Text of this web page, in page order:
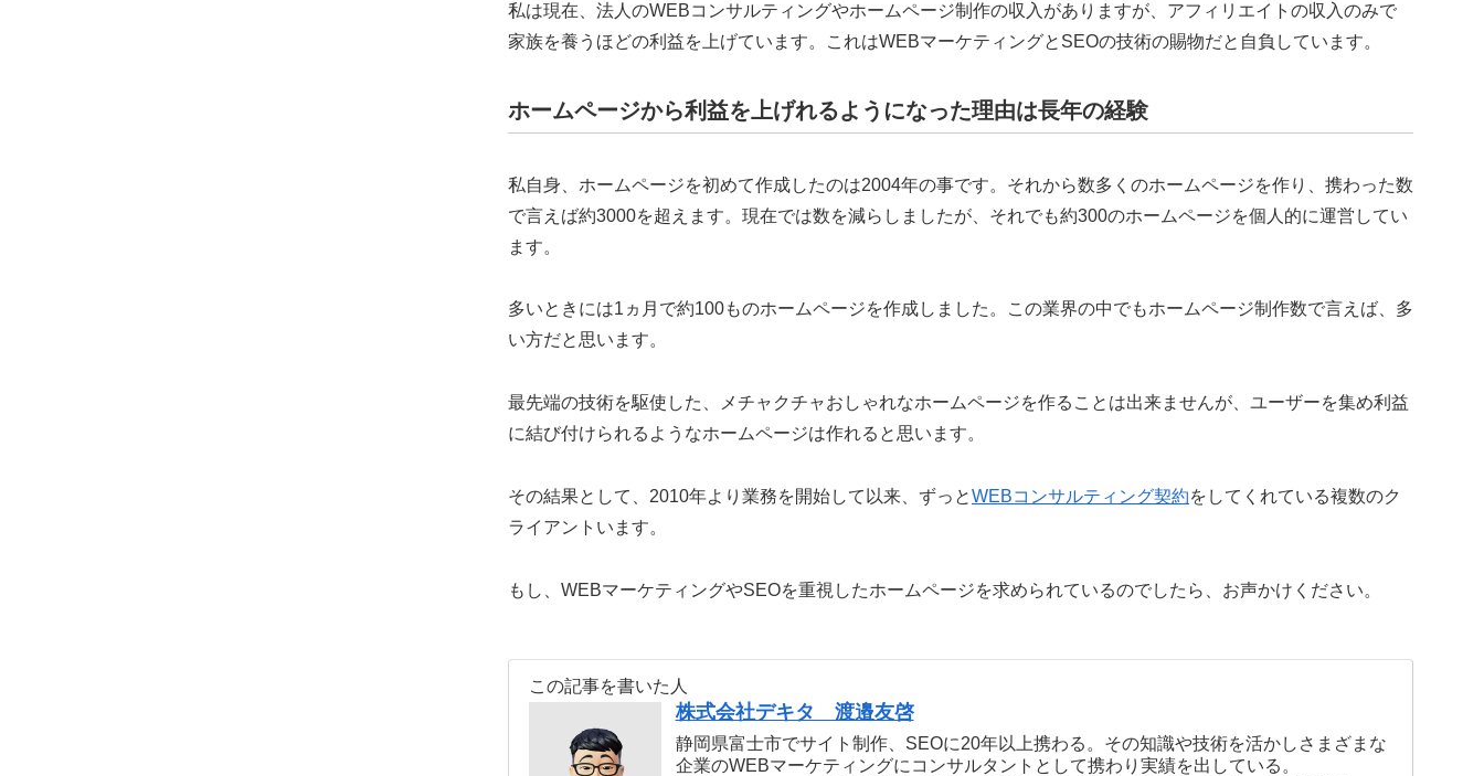
私は現在、法人のWEBコンサルティングやホームページ制作の収入がありますが、アフィリエイトの収入のみで
家族を養うほどの利益を上げています。これはWEBマーケティングとSEOの技術の賜物だと自負しています。
ホームページから利益を上げれるようになった理由は長年の経験
私自身、ホームページを初めて作成したのは2004年の事です。それから数多くのホームページを作り、携わった数
で言えば約3000を超えます。現在では数を減らしましたが、それでも約300のホームページを個人的に運営してい
ます。
多いときには1ヵ月で約100ものホームページを作成しました。この業界の中でもホームページ制作数で言えば、多
い方だと思います。
最先端の技術を駆使した、メチャクチャおしゃれなホームページを作ることは出来ませんが、ユーザーを集め利益
に結び付けられるようなホームページは作れると思います。
その結果として、2010年より業務を開始して以来、ずっとWEBコンサルティング契約をしてくれている複数のク
ライアントいます。
もし、WEBマーケティングやSEOを重視したホームページを求められているのでしたら、お声かけください。
この記事を書いた人
株式会社デキタ 渡邉友啓
静岡県富士市でサイト制作、SEOに20年以上携わる。その知識や技術を活かしさまざまな
企業のWEBマーケティングにコンサルタントとして携わり実績を出している。